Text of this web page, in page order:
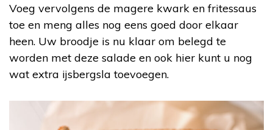
Voeg vervolgens de magere kwark en fritessaus
toe en meng alles nog eens goed door elkaar
heen. Uw broodje is nu klaar om belegd te
worden met deze salade en ook hier kunt u nog
wat extra ijsbergsla toevoegen.